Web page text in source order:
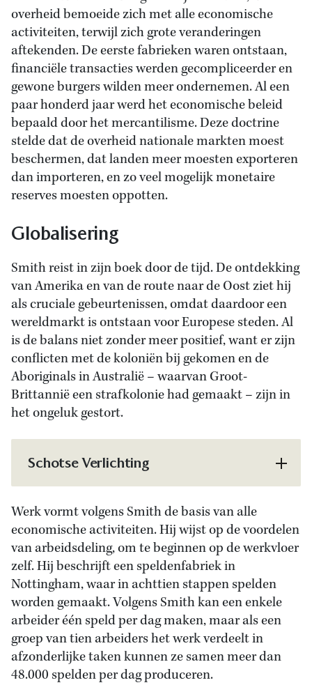
overheid bemoeide zich met alle economische
activiteiten, terwijl zich grote veranderingen
aftekenden. De eerste fabrieken waren ontstaan,
financiële transacties werden gecompliceerder en
gewone burgers wilden meer ondernemen. Al een
paar honderd jaar werd het economische beleid
bepaald door het mercantilisme. Deze doctrine
stelde dat de overheid nationale markten moest
beschermen, dat landen meer moesten exporteren
dan importeren, en zo veel mogelijk monetaire
reserves moesten oppotten.
Globalisering
Smith reist in zijn boek door de tijd. De ontdekking
van Amerika en van de route naar de Oost ziet hij
als cruciale gebeurtenissen, omdat daardoor een
wereldmarkt is ontstaan voor Europese steden. Al
is de balans niet zonder meer positief, want er zijn
conflicten met de koloniën bij gekomen en de
Aboriginals in Australië – waarvan Groot-
Brittannië een strafkolonie had gemaakt – zijn in
het ongeluk gestort.
Schotse Verlichting
Werk vormt volgens Smith de basis van alle
economische activiteiten. Hij wijst op de voordelen
van arbeidsdeling, om te beginnen op de werkvloer
zelf. Hij beschrijft een speldenfabriek in
Nottingham, waar in achttien stappen spelden
worden gemaakt. Volgens Smith kan een enkele
arbeider één speld per dag maken, maar als een
groep van tien arbeiders het werk verdeelt in
afzonderlijke taken kunnen ze samen meer dan
48.000 spelden per dag produceren.